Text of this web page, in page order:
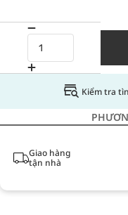
Kiểm tra
Giao hàng
tận nhà